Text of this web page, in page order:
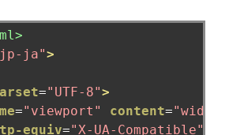
ja">
="UTF-8">
="viewport" content=
equiv="X-UA-Compatible"